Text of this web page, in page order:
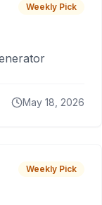
Weekly Pick
May 18, 2026
Weekly Pick